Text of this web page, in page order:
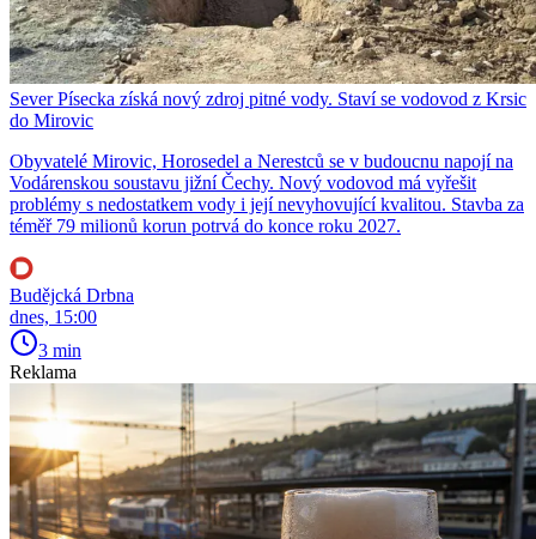
Sever Písecka získá nový zdroj pitné vody. Staví se vodovod z Krsic
do Mirovic
Obyvatelé Mirovic, Horosedel a Nerestců se v budoucnu napojí na
Vodárenskou soustavu jižní Čechy. Nový vodovod má vyřešit
problémy s nedostatkem vody i její nevyhovující kvalitou. Stavba za
téměř 79 milionů korun potrvá do konce roku 2027.
Budějcká Drbna
dnes, 15:00
3 min
Reklama